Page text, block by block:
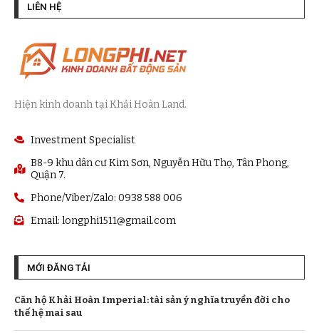
LIÊN HỆ
Hiện kinh doanh tại Khải Hoàn Land.
Investment Specialist
B8-9 khu dân cư Kim Sơn, Nguyễn Hữu Thọ, Tân Phong,
Quận 7.
Phone/Viber/Zalo: 0938 588 006
Email: longphi1511@gmail.com
MỚI ĐĂNG TẢI
Căn hộ Khải Hoàn Imperial: tài sản ý nghĩa truyền đời cho
thế hệ mai sau